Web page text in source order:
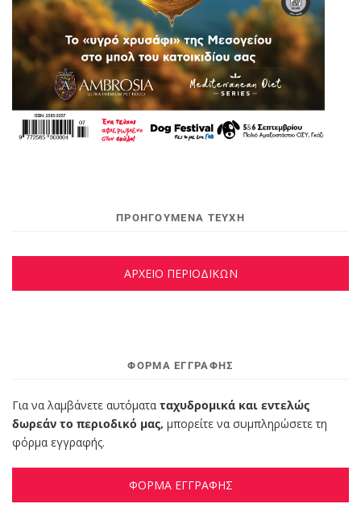
ΠΡΟΗΓΟΥΜΕΝΑ ΤΕΥΧΗ
ΑΡΧΕΙΟ ΠΕΡΙΟΔΙΚΩΝ
ΦΌΡΜΑ ΕΓΓΡΑΦΉΣ
Για να λαμβάνετε αυτόματα ταχυδρομικά και εντελώς
δωρεάν το περιοδικό μας, μπορείτε να συμπληρώσετε τη
φόρμα εγγραφής.
ΦΟΡΜΑ ΕΓΓΡΑΦΗΣ